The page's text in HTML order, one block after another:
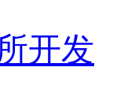
开发